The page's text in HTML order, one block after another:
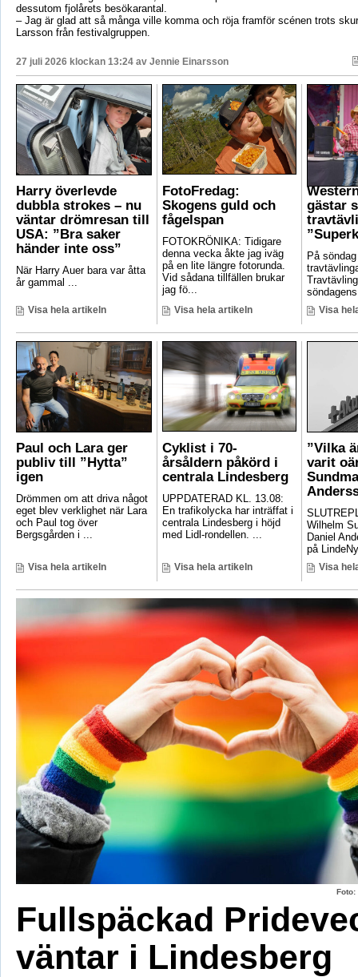
dessutom fjolårets besökarantal.
– Jag är glad att så många ville komma och röja framför scénen trots
Larsson från festivalgruppen.
27 juli 2026 klockan 13:24 av Jennie Einarsson
Harry överlevde
dubbla strokes – nu
väntar drömresan till
USA: ”Bra saker
händer inte oss”
När Harry Auer bara var åtta
år gammal ...
Visa hela artikeln
FotoFredag:
Skogens guld och
fågelspan
FOTOKRÖNIKA: Tidigare
denna vecka åkte jag iväg
på en lite längre fotorunda.
Vid sådana tillfällen brukar
jag fö...
Visa hela artikeln
gästar
På
Visa
Paul och Lara ger
publiv till ”Hytta”
igen
Drömmen om att driva något
eget blev verklighet när Lara
och Paul tog över
Bergsgården i ...
Visa hela artikeln
Cyklist i 70-
årsåldern påkörd i
centrala Lindesberg
UPPDATERAD KL. 13.08:
En trafikolycka har inträffat i
centrala Lindesberg i höjd
med Lidl-rondellen. ...
Visa hela artikeln
”Vilka
varit
Wilhelm
Daniel
på
Visa
Foto:
Fullspäckad
väntar i Lindesberg